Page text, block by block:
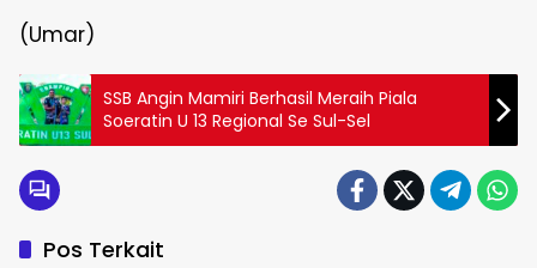
(Umar)
SSB Angin Mamiri Berhasil Meraih Piala
Soeratin U 13 Regional Se Sul-Sel
Pos Terkait